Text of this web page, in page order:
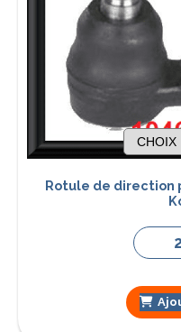
Rotule de direction